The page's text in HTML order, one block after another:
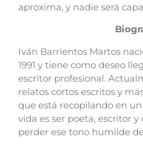
aproxima, y nadie será
Iván Barrientos Martos
1991 y tiene como deseo
escritor profesional.
relatos cortos escritos y
que está recopilando en
vida es ser poeta, escritor
perder ese tono humilde